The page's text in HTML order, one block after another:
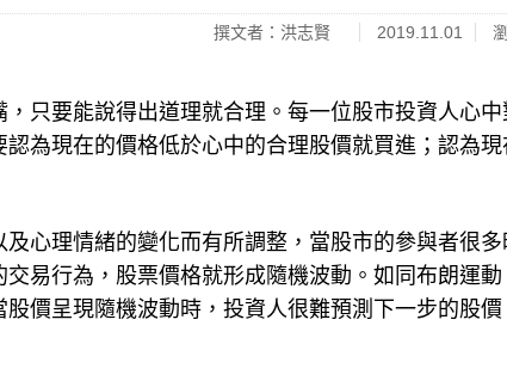
撰文者：洪志賢 2019.11.01
只要能說得出道理就合理。每一位股市投資人心中
為現在的價格低於心中的合理股價就買進；認為
心理情緒的變化而有所調整，當股市的參與者很
易行為，股票價格就形成隨機波動。如同布朗運
價呈現隨機波動時，投資人很難預測下一步的股價